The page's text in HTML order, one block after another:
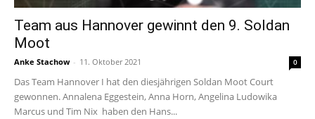
Team aus Hannover gewinnt den 9. Soldan
Moot
Anke Stachow - 11. Oktober 2021 0
Das Team Hannover I hat den diesjährigen Soldan Moot Court
gewonnen. Annalena Eggestein, Anna Horn, Angelina Ludowika
Marcus und Tim Nix haben den Hans...